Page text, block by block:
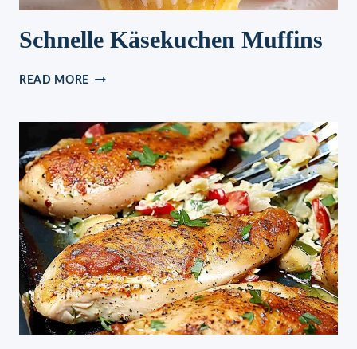
Schnelle Käsekuchen Muffins
READ MORE SCHNELLE